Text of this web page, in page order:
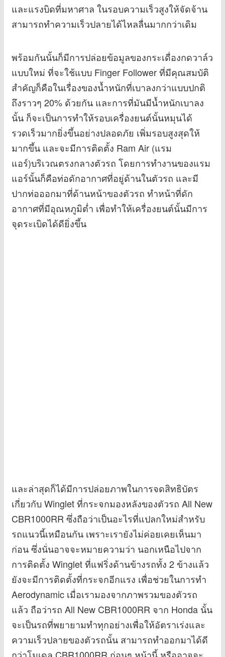
และแรงบิดที่มหาศาล ในรอบความเร็วสูงให้จัดจ้าน
สามารถทำความเร็วปลายได้ไหลลื่นมากกว่าเดิม
พร้อมกันนั้นก็มีการปล่อยข้อมูลของกระเดื่องกดวาล์ว
แบบใหม่ ที่จะใช้แบบ Finger Follower ที่มีคุณสมบัติ
สำคัญก็คือในเรื่องของน้ำหนักที่เบาลงกว่าแบบปกติ
ถึงราวๆ 20% ด้วยกัน และการที่มันมีน้ำหนักเบาลง
นั้น ก็จะเป็นการทำให้รอบเครื่องยนต์นั้นหมุนได้
รวดเร็วมากยิ่งขึ้นอย่างปลอดภัย เพิ่มรอบสูงสุดให้
มากขึ้น และจะมีการติดตั้ง Ram Air (แรม
แอร์)บริเวณตรงกลางตัวรถ โดยการทำงานของแรม
แอร์นั้นก็คือท่อดักอากาศที่อยู่ด้านในตัวรถ และมี
ปากท่อออกมาที่ด้านหน้าของตัวรถ ทำหน้าที่ดัก
อากาศที่มีอุณหภูมิต่ำ เพื่อทำให้เครื่องยนต์นั้นมีการ
จุดระเบิดได้ดียิ่งขึ้น
และล่าสุดก็ได้มีการปล่อยภาพในการจดสิทธิบัตร
เกี่ยวกับ Winglet ที่กระจกมองหลังของตัวรถ All New
CBR1000RR ซึ่งถือว่าเป็นอะไรที่แปลกใหม่สำหรับ
รถแนวนี้เหมือนกัน เพราะเรายังไม่ค่อยเคยเห็นมา
ก่อน ซึ่งนั่นอาจจะหมายความว่า นอกเหนือไปจาก
การติดตั้ง Winglet ที่แฟริ่งด้านข้างรถทั้ง 2 ข้างแล้ว
ยังจะมีการติดตั้งที่กระจกอีกแรง เพื่อช่วยในการทำ
Aerodynamic เมื่อเรามองจากภาพรวมของตัวรถ
แล้ว ถือว่ารถ All New CBR1000RR จาก Honda นั้น
จะเป็นรถที่พยายามทำทุกอย่างเพื่อให้อัตราเร่งและ
ความเร็วปลายของตัวรถนั้น สามารถทำออกมาได้ดี
กว่าโมเดล CBR1000RR ก่อนๆ หน้านี้ หรืออาจจะ